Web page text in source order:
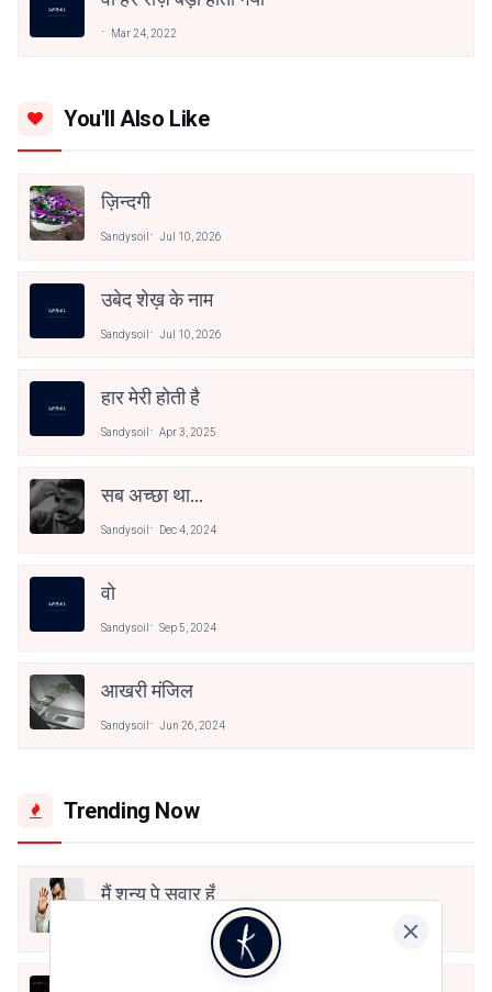
Mar 24, 2022
You'll Also Like
ज़िन्दगी
Sandysoil Jul 10, 2026
उबेद शेख़ के नाम
Sandysoil Jul 10, 2026
हार मेरी होती है
Sandysoil Apr 3, 2025
सब अच्छा था...
Sandysoil Dec 4, 2024
वो
Sandysoil Sep 5, 2024
आखरी मंजिल
Sandysoil Jun 26, 2024
Trending Now
मैं शून्य पे सवार हूँ